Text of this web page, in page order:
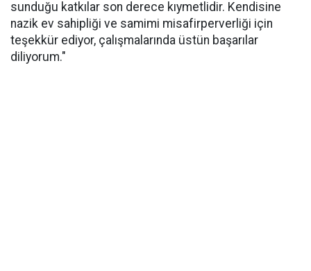
sunduğu katkılar son derece kıymetlidir. Kendisine
nazik ev sahipliği ve samimi misafirperverliği için
teşekkür ediyor, çalışmalarında üstün başarılar
diliyorum."